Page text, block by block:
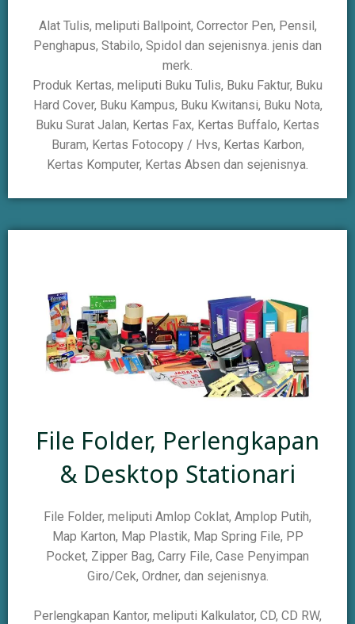
Alat Tulis, meliputi Ballpoint, Corrector Pen, Pensil,
Penghapus, Stabilo, Spidol dan sejenisnya. jenis dan
merk.
Produk Kertas, meliputi Buku Tulis, Buku Faktur, Buku
Hard Cover, Buku Kampus, Buku Kwitansi, Buku Nota,
Buku Surat Jalan, Kertas Fax, Kertas Buffalo, Kertas
Buram, Kertas Fotocopy / Hvs, Kertas Karbon,
Kertas Komputer, Kertas Absen dan sejenisnya.
File Folder, Perlengkapan
& Desktop Stationari
File Folder, meliputi Amlop Coklat, Amplop Putih,
Map Karton, Map Plastik, Map Spring File, PP
Pocket, Zipper Bag, Carry File, Case Penyimpan
Giro/Cek, Ordner, dan sejenisnya.
Perlengkapan Kantor, meliputi Kalkulator, CD, CD RW,